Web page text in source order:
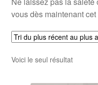
vous dès maintenant
Voici le seul résultat